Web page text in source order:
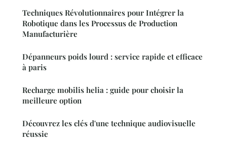
Techniques Révolutionnaires pour Intégrer la
Robotique dans les Processus de Production
Manufacturière
Dépanneurs poids lourd : service rapide et efficace
à paris
Recharge mobilis helia : guide pour choisir la
meilleure option
Découvrez les clés d'une technique audiovisuelle
réussie